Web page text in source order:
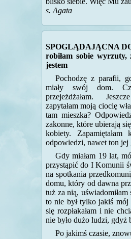
s. Agata
SPOGLĄDAJĄCNA
robiłam sobie wyrzuty,
jestem
Pochodzę z parafii,
miały swój dom.
przejeżdżałam.
zapytałam moją ciocię
tam mieszka?
zakonne, które ubierają
kobiety. Zapamiętałam
odpowiedzi, nawet ton jej
Gdy miałam 19 lat,
przystąpić do I Komunii
na spotkania
domu, który od dawna
tuż za nią, uświadomiłam
to nie był tylko jakiś mój
się rozpłakałam i nie
nie było dużo ludzi, gdyż
Po jakimś czasie,